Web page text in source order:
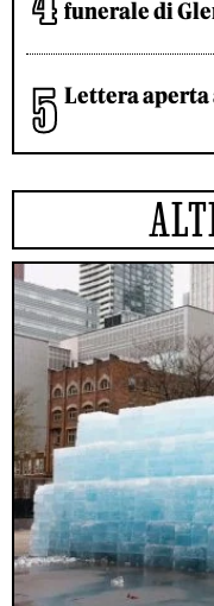
funerale di
Lettera aperta